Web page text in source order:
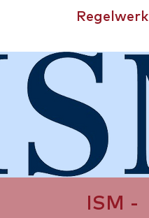
Regelwerk
ISM -